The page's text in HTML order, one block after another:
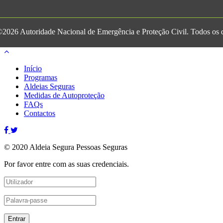
Autoridade Nacional de Emergência e Proteção Civil. Todos os
Início
Programas
Aldeias Seguras
Medidas de Autoproteção
FAQs
Contactos
© 2020 Aldeia Segura Pessoas Seguras
Por favor entre com as suas credenciais.